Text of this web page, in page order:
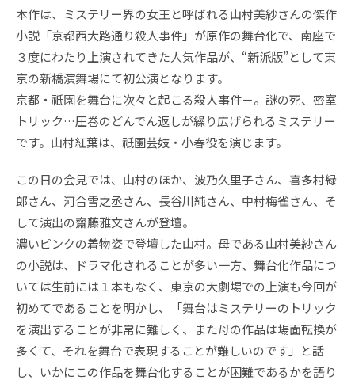
本作は、ミステリー界の女王と呼ばれる山村美紗さんの傑作
小説「京都西大路通り殺人事件」が原作の舞台化で、南座で
３度にわたり上演されてきた人気作品が、“新派版”として東
京の新橋演舞場にて初公演となります。
京都・祇園を舞台に次々と起こる殺人事件－。謎の死、密室
トリック…圧巻のどんでん返しが繰り広げられるミステリー
です。山村紅葉は、祇園芸妓・小春役を演じます。
この日の会見では、山村のほか、波乃久里子さん、喜多村緑
郎さん、河合雪之丞さん、長谷川純さん、中村梅雀さん、そ
して演出の齋藤雅文さんが登壇。
濃いピンクの着物姿で登壇した山村。母である山村美紗さん
の小説は、ドラマ化されることが多い一方、舞台化作品につ
いては生前には１本もなく、東京の大劇場での上演も今回が
初めてであることを明かし、「舞台はミステリーのトリック
を演出することが非常に難しく、また母の作品は場面転換が
多くて、それを舞台で表現することが難しいのです」と話
し、いかにこの作品を舞台化することが困難であるかを語り